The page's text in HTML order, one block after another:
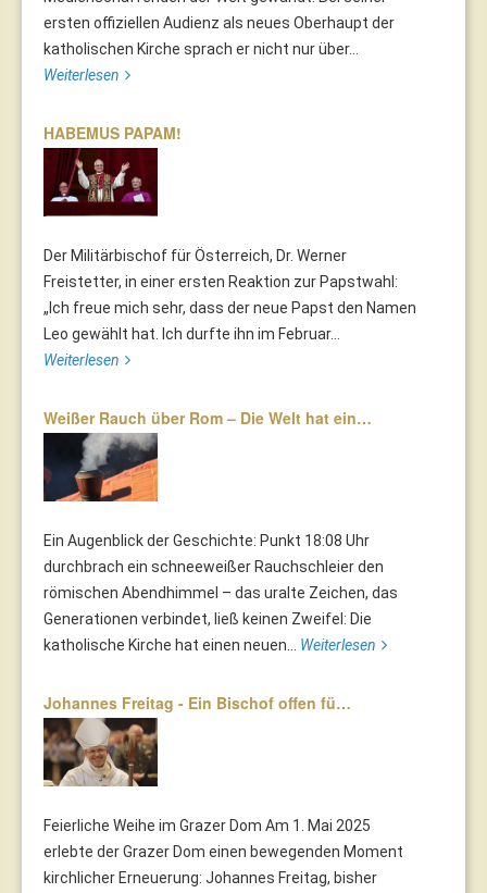
ersten offiziellen Audienz als neues Oberhaupt der
katholischen Kirche sprach er nicht nur über...
Weiterlesen
HABEMUS PAPAM!
Der Militärbischof für Österreich, Dr. Werner
Freistetter, in einer ersten Reaktion zur Papstwahl:
„Ich freue mich sehr, dass der neue Papst den Namen
Leo gewählt hat. Ich durfte ihn im Februar...
Weiterlesen
Weißer Rauch über Rom – Die Welt hat ein…
Ein Augenblick der Geschichte: Punkt 18:08 Uhr
durchbrach ein schneeweißer Rauchschleier den
römischen Abendhimmel – das uralte Zeichen, das
Generationen verbindet, ließ keinen Zweifel: Die
katholische Kirche hat einen neuen... Weiterlesen
Johannes Freitag - Ein Bischof offen fü…
Feierliche Weihe im Grazer Dom Am 1. Mai 2025
erlebte der Grazer Dom einen bewegenden Moment
kirchlicher Erneuerung: Johannes Freitag, bisher